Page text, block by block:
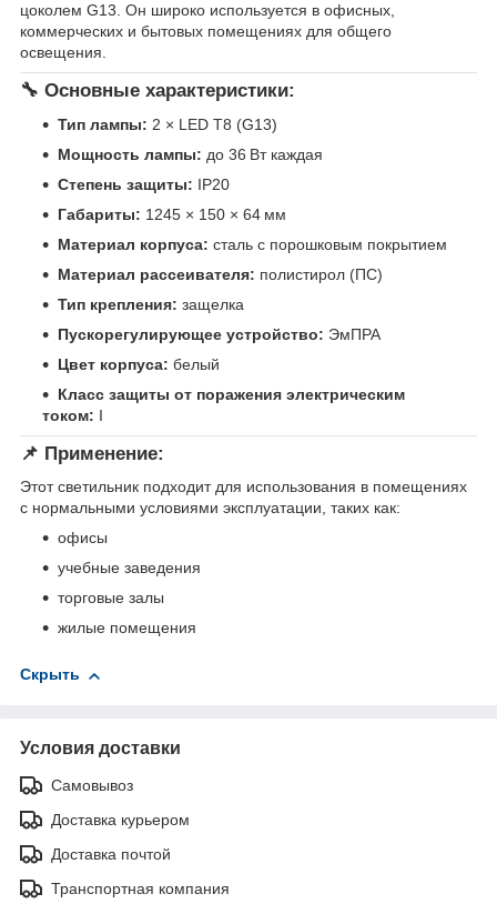
цоколем G13. Он широко используется в офисных,
коммерческих и бытовых помещениях для общего
освещения.
🔧 Основные характеристики:
Тип лампы: 2 × LED T8 (G13)
Мощность лампы: до 36 Вт каждая
Степень защиты: IP20
Габариты: 1245 × 150 × 64 мм
Материал корпуса: сталь с порошковым покрытием
Материал рассеивателя: полистирол (ПС)
Тип крепления: защелка
Пускорегулирующее устройство: ЭмПРА
Цвет корпуса: белый
Класс защиты от поражения электрическим
током: I
📌 Применение:
Этот светильник подходит для использования в помещениях
с нормальными условиями эксплуатации, таких как:
офисы
учебные заведения
торговые залы
жилые помещения
Скрыть
Условия доставки
Самовывоз
Доставка курьером
Доставка почтой
Транспортная компания